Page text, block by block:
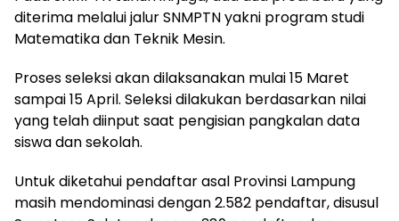
diterima melalui jalur SNMPTN yakni program studi
Matematika dan Teknik Mesin.
Proses seleksi akan dilaksanakan mulai 15 Maret
sampai 15 April. Seleksi dilakukan berdasarkan nilai
yang telah diinput saat pengisian pangkalan data
siswa dan sekolah.
Untuk diketahui pendaftar asal Provinsi Lampung
masih mendominasi dengan 2.582 pendaftar, disusul